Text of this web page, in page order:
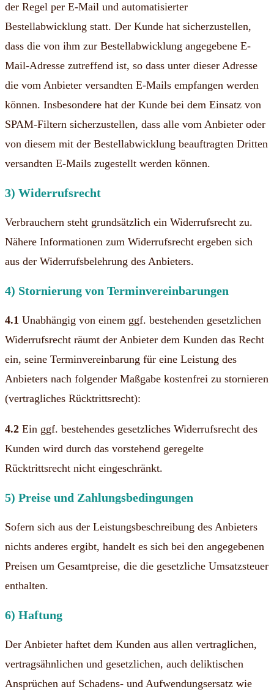
der Regel per E-Mail und automatisierter
Bestellabwicklung statt. Der Kunde hat sicherzustellen,
dass die von ihm zur Bestellabwicklung angegebene E-
Mail-Adresse zutreffend ist, so dass unter dieser Adresse
die vom Anbieter versandten E-Mails empfangen werden
können. Insbesondere hat der Kunde bei dem Einsatz von
SPAM-Filtern sicherzustellen, dass alle vom Anbieter oder
von diesem mit der Bestellabwicklung beauftragten Dritten
versandten E-Mails zugestellt werden können.
3) Widerrufsrecht
Verbrauchern steht grundsätzlich ein Widerrufsrecht zu.
Nähere Informationen zum Widerrufsrecht ergeben sich
aus der Widerrufsbelehrung des Anbieters.
4) Stornierung von Terminvereinbarungen
4.1 Unabhängig von einem ggf. bestehenden gesetzlichen
Widerrufsrecht räumt der Anbieter dem Kunden das Recht
ein, seine Terminvereinbarung für eine Leistung des
Anbieters nach folgender Maßgabe kostenfrei zu stornieren
(vertragliches Rücktrittsrecht):
4.2 Ein ggf. bestehendes gesetzliches Widerrufsrecht des
Kunden wird durch das vorstehend geregelte
Rücktrittsrecht nicht eingeschränkt.
5) Preise und Zahlungsbedingungen
Sofern sich aus der Leistungsbeschreibung des Anbieters
nichts anderes ergibt, handelt es sich bei den angegebenen
Preisen um Gesamtpreise, die die gesetzliche Umsatzsteuer
enthalten.
6) Haftung
Der Anbieter haftet dem Kunden aus allen vertraglichen,
vertragsähnlichen und gesetzlichen, auch deliktischen
Ansprüchen auf Schadens- und Aufwendungsersatz wie